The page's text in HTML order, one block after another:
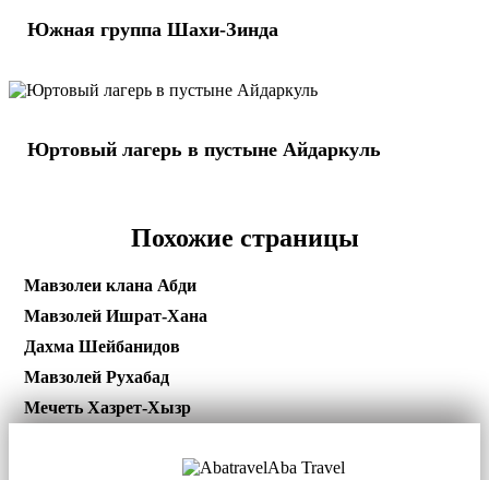
Южная группа Шахи-Зинда
Юртовый лагерь в пустыне Айдаркуль
Похожие страницы
Мавзолеи клана Абди
Мавзолей Ишрат-Хана
Дахма Шейбанидов
Мавзолей Рухабад
Мечеть Хазрет-Хызр
Aba Travel